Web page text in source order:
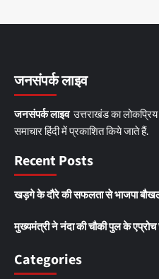
जनसंपर्क लाइव
जनसंपर्क लाइवउत्तराखंड का
समाचार हिंदी में प्रकाशित किये जाते हैं.
Recent Posts
खड़गे के दौरे की सफलता से भाजपा
मुख्यमंत्री ने नंदा की चौकी पुल के एप्रोच
Categories